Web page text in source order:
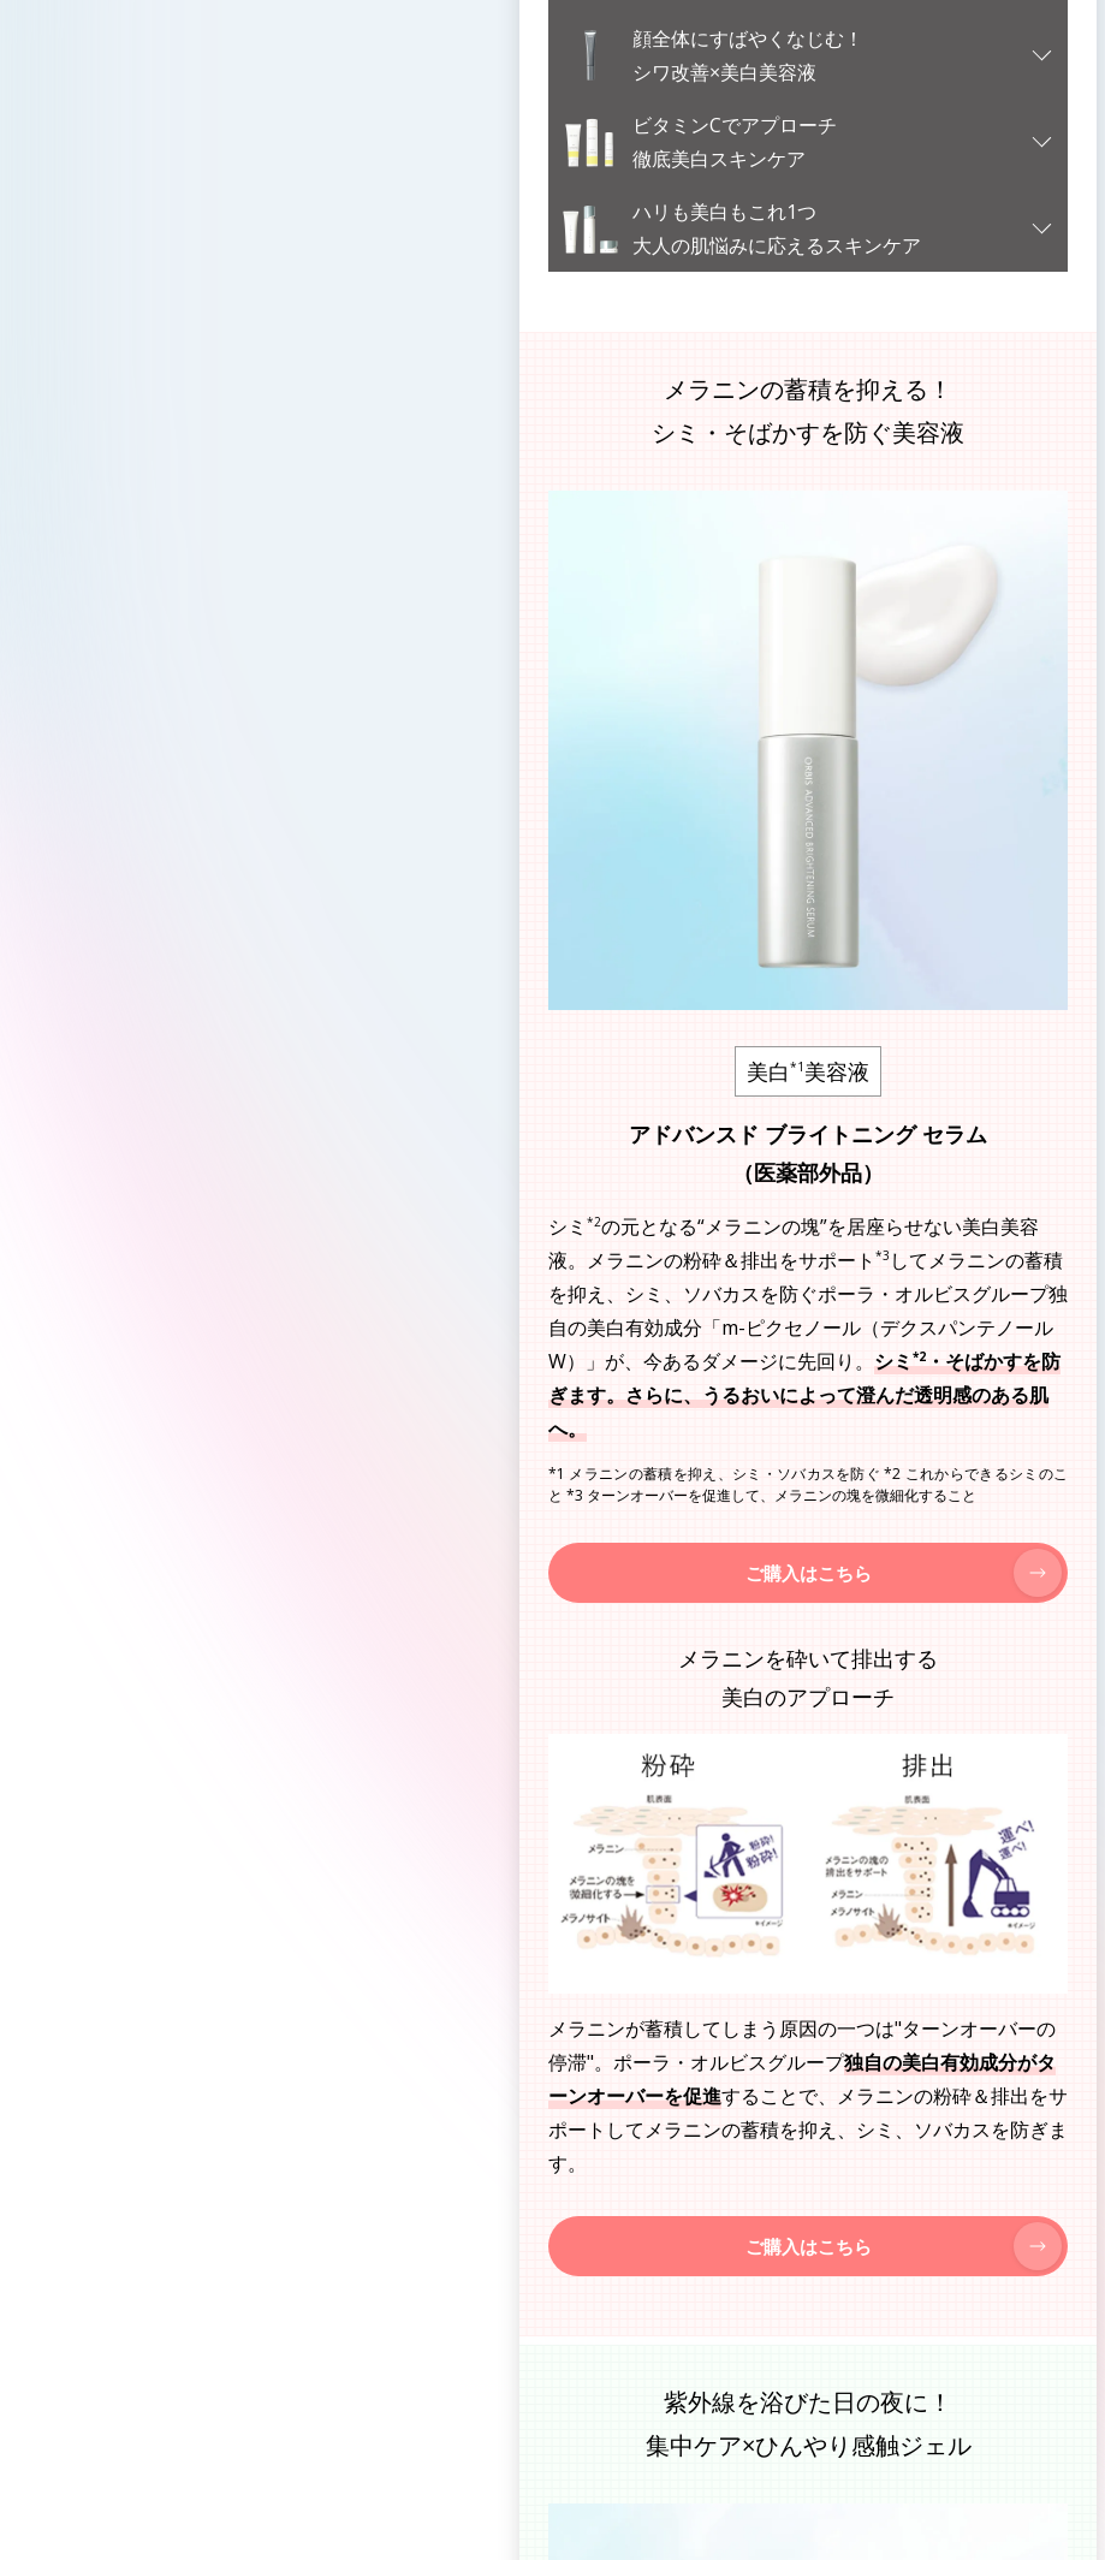
顔全体にすばやくなじむ！
シワ改善×美白美容液
ビタミンCでアプローチ
徹底美白スキンケア
ハリも美白もこれ1つ
大人の肌悩みに応えるスキンケア
メラニンの蓄積を抑える！
シミ・そばかすを防ぐ美容液
美白 *1 美容液
アドバンスド ブライトニング セラム
（医薬部外品）
シミ *2の元となる“メラニンの塊”を居座らせない美白美容
液。メラニンの粉砕＆排出をサポート *3 してメラニンの蓄積
を抑え、シミ、ソバカスを防ぐポーラ・オルビスグループ独
自の美白有効成分「m-ピクセノール（デクスパンテノール
W）」が、今あるダメージに先回り。 シミ*2・そばかすを防
ぎます。さらに、うるおいによって澄んだ透明感のある肌
へ。
*1 メラニンの蓄積を抑え、シミ・ソバカスを防ぐ *2 これからできるシミのこ
と *3 ターンオーバーを促進して、メラニンの塊を微細化すること
ご購入はこちら
メラニンを砕いて排出する
美白のアプローチ
メラニンが蓄積してしまう原因の一つは"ターンオーバーの
停滞"。ポーラ・オルビスグループ独自の美白有効成分がタ
ーンオーバーを促進することで、メラニンの粉砕＆排出をサ
ポートしてメラニンの蓄積を抑え、シミ、ソバカスを防ぎま
す。
ご購入はこちら
紫外線を浴びた日の夜に！
集中ケア×ひんやり感触ジェル